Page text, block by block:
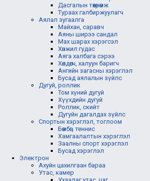
Дасгалын төхөөрөмж
Тураах галбиржуулагч
Аялал зугаалга
Майхан, саравч
Аяны ширээ сандал
Мах шарах хэрэгсэл
Хөнжил гудас
Аяга халбага сэрээ
Хөлдөөгч, халуун баригч
Ангийн загасны хэрэглэл
Бусад аялалын зүйлс
Дугуй, роллик
Том хүний дугуй
Хүүхдийн дугуй
Роллик, скийт
Дугуйн дагалдах зүйлс
Спортын хэрэглэл, тоглоом
Бөмбөг, теннис
Хамгаалалтын хэрэглэл
Заалны спорт хэрэглэл
Бусад хэрэглэл
Электрон
Ахуйн цахилгаан бараа
Утас, камер